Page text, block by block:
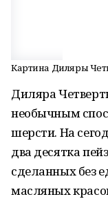
Картина Диляры
Диляра
необычным
шерсти. На
два десятка
сделанных без
масляных